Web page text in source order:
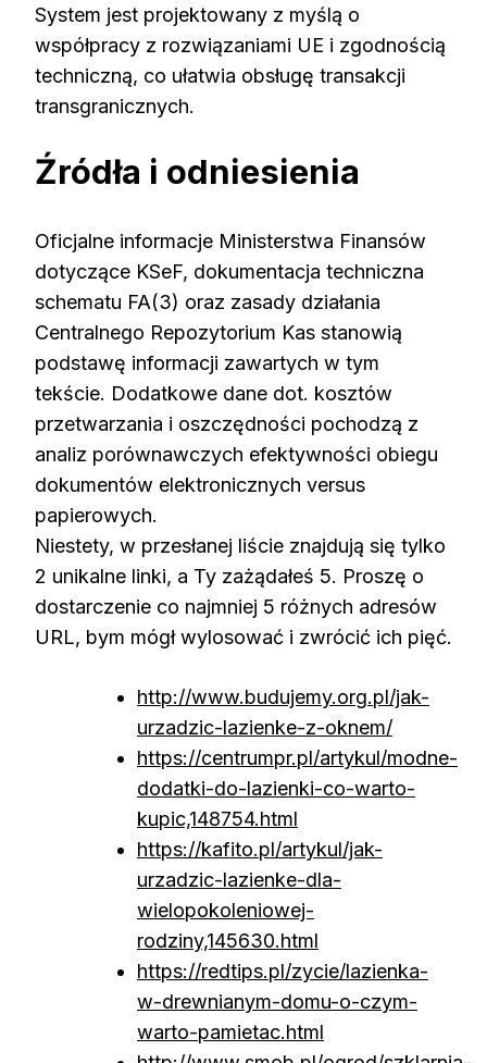
System jest projektowany z myślą o
współpracy z rozwiązaniami UE i zgodnością
techniczną, co ułatwia obsługę transakcji
transgranicznych.
Źródła i odniesienia
Oficjalne informacje Ministerstwa Finansów
dotyczące KSeF, dokumentacja techniczna
schematu FA(3) oraz zasady działania
Centralnego Repozytorium Kas stanowią
podstawę informacji zawartych w tym
tekście. Dodatkowe dane dot. kosztów
przetwarzania i oszczędności pochodzą z
analiz porównawczych efektywności obiegu
dokumentów elektronicznych versus
papierowych.
Niestety, w przesłanej liście znajdują się tylko
2 unikalne linki, a Ty zażądałeś 5. Proszę o
dostarczenie co najmniej 5 różnych adresów
URL, bym mógł wylosować i zwrócić ich pięć.
http://www.budujemy.org.pl/jak-
urzadzic-lazienke-z-oknem/
https://centrumpr.pl/artykul/modne-
dodatki-do-lazienki-co-warto-
kupic,148754.html
https://kafito.pl/artykul/jak-
urzadzic-lazienke-dla-
wielopokoleniowej-
rodziny,145630.html
https://redtips.pl/zycie/lazienka-
w-drewnianym-domu-o-czym-
warto-pamietac.html